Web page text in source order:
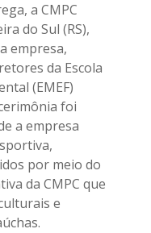
a CMPC
do Sul (RS),
empresa,
da Escola
(EMEF)
foi
a empresa
por meio do
da CMPC que
e